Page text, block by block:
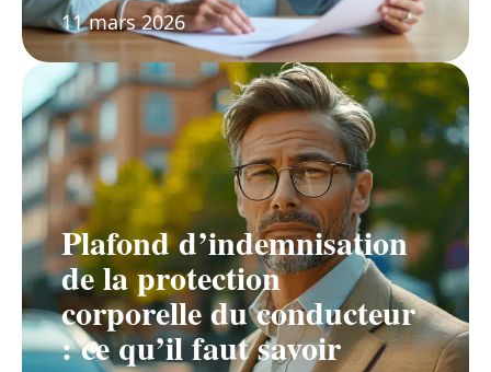
11 mars 2026
Plafond d’indemnisation
de la protection
corporelle du conducteur
: ce qu’il faut savoir